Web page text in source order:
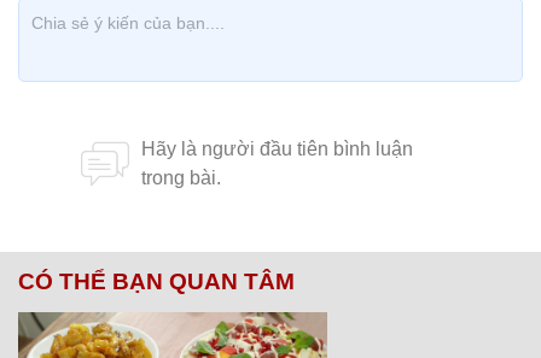
CÓ THỂ BẠN QUAN TÂM